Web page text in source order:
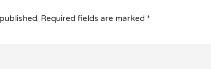
Required fields are marked *